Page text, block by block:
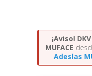
¡Aviso! DKV
MUFACE
Adeslas